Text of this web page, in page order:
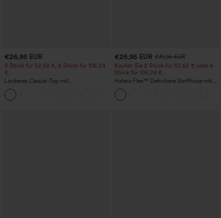
€26,95 EUR
3 Stück für 52,62 €, 6 Stück für 105,24
€
Lockeres Casual-Top mit
Rundhalsausschnitt und
Fledermausärmeln
€26,95 EUR €31,95 EUR
Kaufen Sie 2 Stück für 52,62 € oder 4
Stück für 105,24 €.
Halara Flex™ Dehnbare Stoffhose mit
hohem Bund, Waffelmuster,
Seitentaschen und weitem Bein